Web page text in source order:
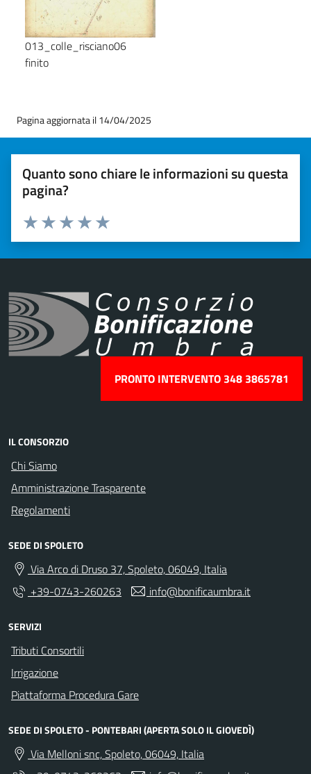
013_colle_risciano06
finito
Pagina aggiornata il 14/04/2025
Quanto sono chiare le informazioni su questa
pagina?
Valuta 5 stelle su 5
Valuta 4 stelle su 5
Valuta 3 stelle su 5
Valuta 2 stelle su 5
Valuta 1 stelle su 5
PRONTO INTERVENTO 348 3865781
IL CONSORZIO
Chi Siamo
Amministrazione Trasparente
Regolamenti
SEDE DI SPOLETO
Via Arco di Druso 37, Spoleto, 06049, Italia
+39-0743-260263
info@bonificaumbra.it
SERVIZI
Tributi Consortili
Irrigazione
Piattaforma Procedura Gare
SEDE DI SPOLETO - PONTEBARI (APERTA SOLO IL GIOVEDÌ)
Via Melloni snc, Spoleto, 06049, Italia